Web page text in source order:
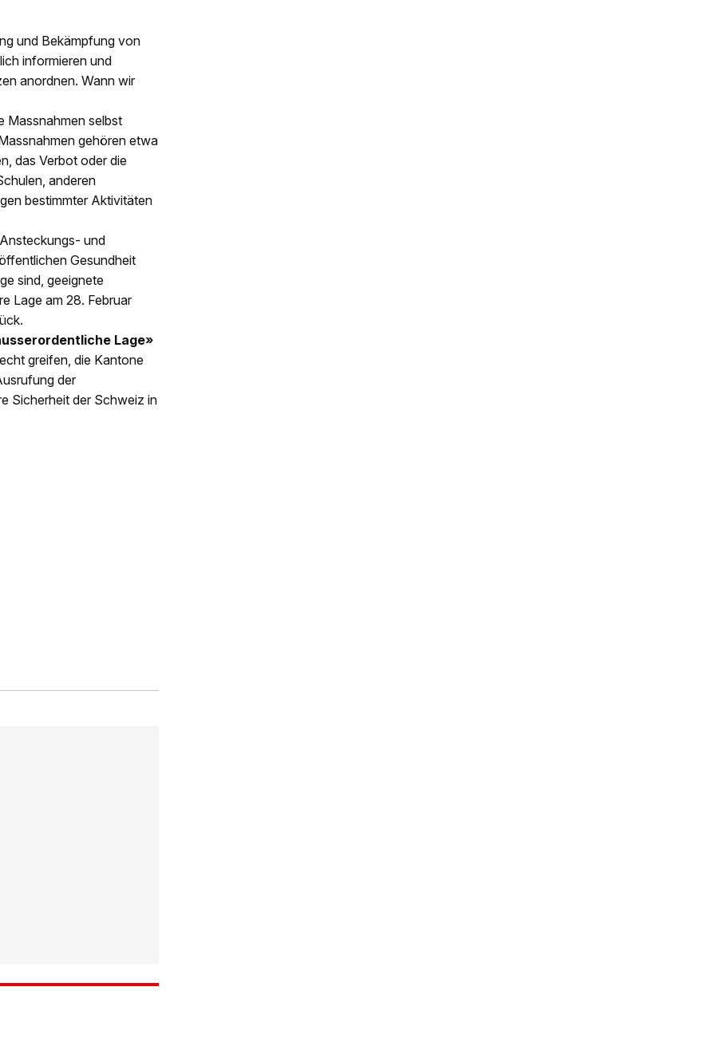
und Bekämpfung von
informieren und
anordnen. Wann wir
Massnahmen selbst
gehören etwa
das Verbot oder die
anderen
bestimmter Aktivitäten
und
Gesundheit
sind, geeignete
Lage am 28. Februar
Lage»
greifen, die Kantone
der
Sicherheit der Schweiz in